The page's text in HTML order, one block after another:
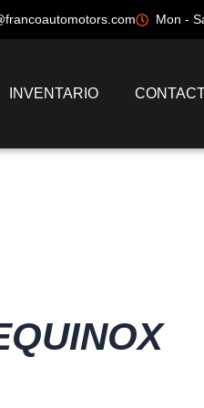
Mon -
INVENTARIO